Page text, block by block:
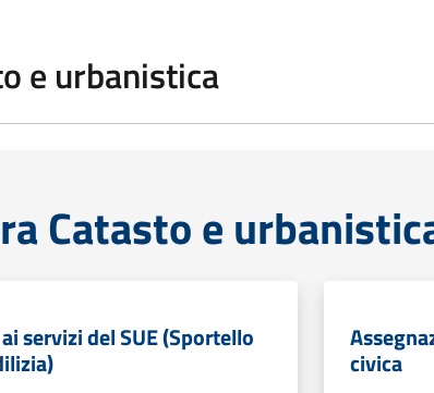
e urbanistica
Catasto e
servizi del SUE (Sportello
civica